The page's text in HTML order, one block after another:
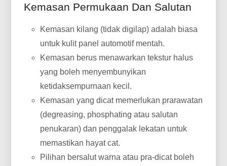
Kemasan Permukaan Dan Salutan
Kemasan kilang (tidak digilap) adalah biasa
untuk kulit panel automotif mentah.
Kemasan berus menawarkan tekstur halus
yang boleh menyembunyikan
ketidaksempurnaan kecil.
Kemasan yang dicat memerlukan prarawatan
(degreasing, phosphating atau salutan
penukaran) dan penggalak lekatan untuk
memastikan hayat cat.
Pilihan bersalut warna atau pra-dicat boleh